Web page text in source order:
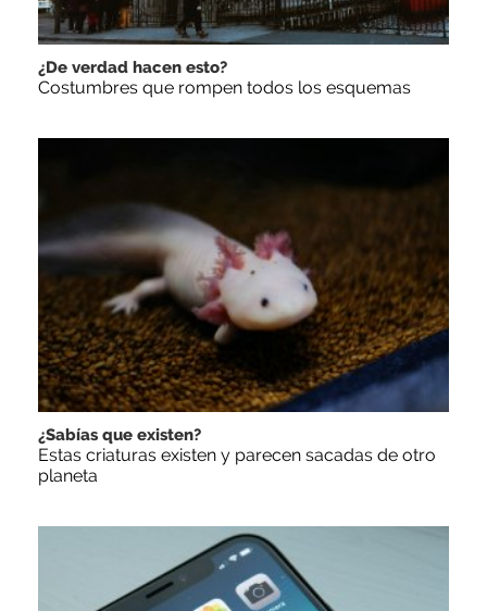
¿De verdad hacen esto?
Costumbres que rompen todos los esquemas
¿Sabías que existen?
Estas criaturas existen y parecen sacadas de otro
planeta